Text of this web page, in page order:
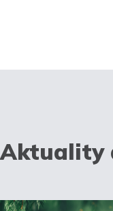
Aktuality